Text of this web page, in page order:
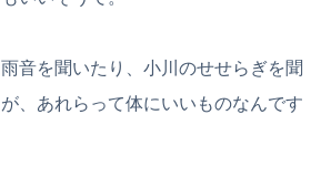
音を聞いたり、小川のせせらぎを聞
、あれらって体にいいものなんです